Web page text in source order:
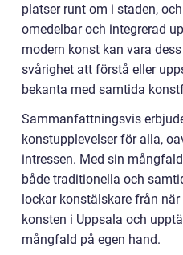
platser runt om i staden,
omedelbar och integrerad
modern konst kan vara
svårighet att förstå eller
bekanta med samtida
Sammanfattningsvis
konstupplevelser för alla,
intressen. Med sin
både traditionella och
lockar konstälskare från
konsten i Uppsala och
mångfald på egen hand.